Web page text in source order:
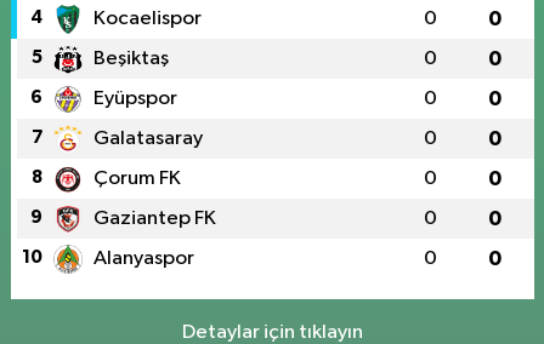
4 Kocaelispor 0 0
5 Beşiktaş 0 0
6 Eyüpspor 0 0
7 Galatasaray 0 0
8 Çorum FK 0 0
9 Gaziantep FK 0 0
10 Alanyaspor 0 0
Detaylar için tıklayın